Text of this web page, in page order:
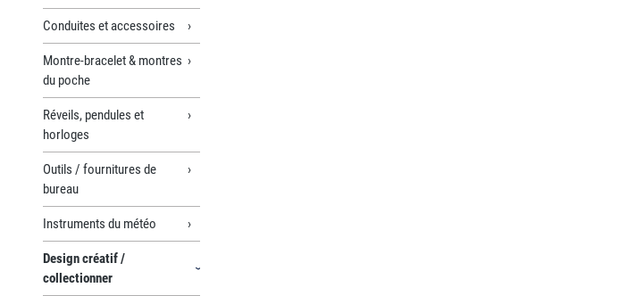
Conduites et accessoires
Montre-bracelet & montres
du poche
Réveils, pendules et
horloges
Outils / fournitures de
bureau
Instruments du météo
Design créatif /
collectionner